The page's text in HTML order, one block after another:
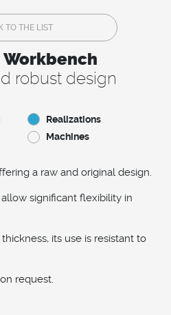
TO THE LIST
Workbench
robust design
Realizations
Machines
a raw and original design.
significant flexibility in
its use is resistant to
request.